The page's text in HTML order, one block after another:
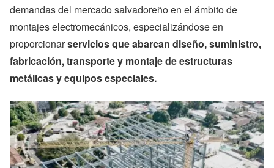
demandas del mercado salvadoreño en el ámbito de
montajes electromecánicos, especializándose en
proporcionarservicios que abarcan diseño, suministro,
fabricación, transporte y montaje de estructuras
metálicas y equipos especiales.